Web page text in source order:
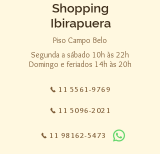
Shopping
Ibirapuera
Piso Campo Belo
Segunda a sábado 10h às 22h
Domingo e feriados 14h às 20h
11 5561-9769
11 5096-2021
11 98162-5473